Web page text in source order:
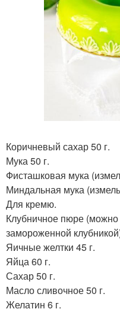
Коричневый сахар 50 г.
Мука 50 г.
Фисташковая мука
Миндальная мука
Для кремю.
Клубничное пюре
замороженной
Яичные желтки 45 г.
Яйца 60 г.
Сахар 50 г.
Масло сливочное 50 г.
Желатин 6 г.